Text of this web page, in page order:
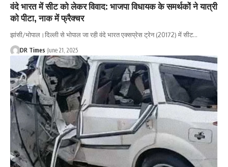
वंदे भारत में सीट को लेकर विवाद: भाजपा विधायक के समर्थकों ने यात्री
को पीटा, नाक में फ्रैक्चर
झांसी/भोपाल।दिल्ली से भोपाल जा रही वंदे भारत एक्सप्रेस ट्रेन (20172) में सीट…
DR Times June 21, 2025